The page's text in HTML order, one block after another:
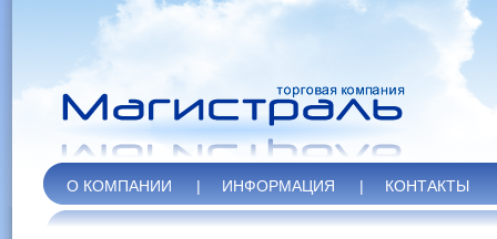
О КОМПАНИИ | ИНФОРМАЦИЯ | КОНТАКТЫ